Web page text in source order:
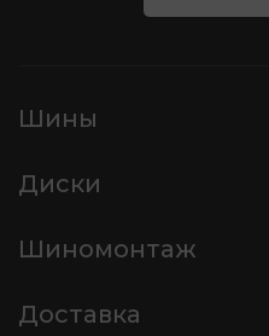
Шины
Диски
Шиномонтаж
Доставка